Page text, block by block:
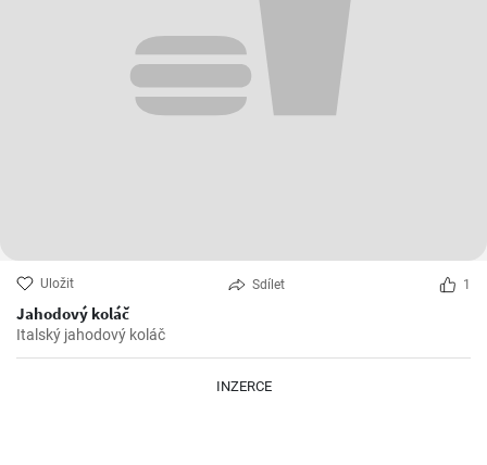
Uložit Sdílet 1
Jahodový koláč
Italský jahodový koláč
INZERCE